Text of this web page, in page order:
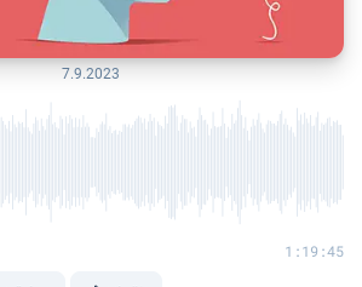
7.9.2023
1:19:45